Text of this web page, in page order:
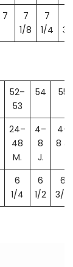
7
7
1/8
7
1/4
52–
53
54 55
24–
48
M.
4–
8
J.
4–
8 J.
6
1/4
6
1/2
6
3/4